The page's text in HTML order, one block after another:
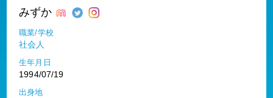
みずか
職業/学校
社会人
生年月日
1994/07/19
出身地